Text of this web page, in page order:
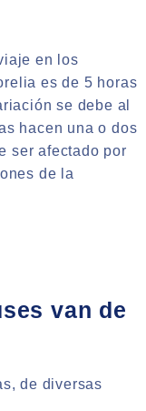
en los
es de 5 horas
se debe al
hacen una o dos
ser afectado por
de la
van de
de diversas